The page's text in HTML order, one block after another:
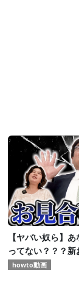
【ヤバい奴ら】
ってない？？？新
howto動画